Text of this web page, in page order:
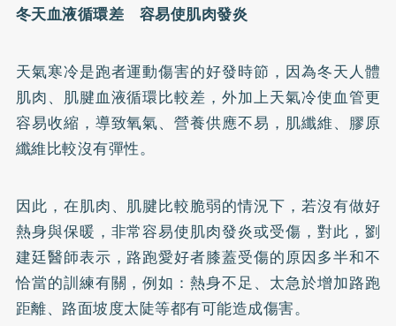
冬天血液循環差 容易使肌肉發炎
天氣寒冷是跑者運動傷害的好發時節，因為冬天人體
肌肉、肌腱血液循環比較差，外加上天氣冷使血管更
容易收縮，導致氧氣、營養供應不易，肌纖維、膠原
纖維比較沒有彈性。
因此，在肌肉、肌腱比較脆弱的情況下，若沒有做好
熱身與保暖，非常容易使肌肉發炎或受傷，對此，劉
建廷醫師表示，路跑愛好者膝蓋受傷的原因多半和不
恰當的訓練有關，例如：熱身不足、太急於增加路跑
距離、路面坡度太陡等都有可能造成傷害。